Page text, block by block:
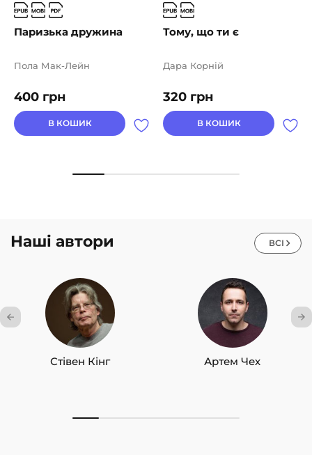
Паризька дружина
400 грн
Пола Мак-Лейн
В КОШИК
Тому, що ти є
320 грн
Дара Корній
В КОШИК
Наші автори ВСІ
Стівен Кінг Артем Чех